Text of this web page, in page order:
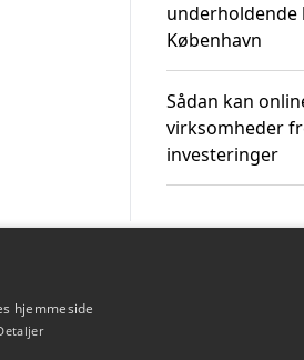
underholdende
København
Sådan kan
virksomheder
investeringer
hjemmeside